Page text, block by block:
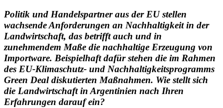
Politik und Handelspartner aus der EU stellen
wachsende Anforderungen an Nachhaltigkeit in der
Landwirtschaft, das betrifft auch und in
zunehmendem Maße die nachhaltige Erzeugung von
Importware. Beispielhaft dafür stehen die im Rahmen
des EU-Klimaschutz- und Nachhaltigkeitsprogramms
Green Deal diskutierten Maßnahmen. Wie stellt sich
die Landwirtschaft in Argentinien nach Ihren
Erfahrungen darauf ein?